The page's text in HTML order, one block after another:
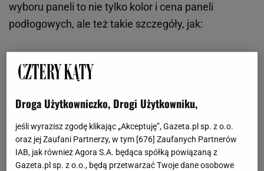
wyboru paneli to nie tylko kolor i cena paneli
podłogowych, ale też takie szczegóły, jak:
Droga Użytkowniczko, Drogi Użytkowniku,
jeśli wyrazisz zgodę klikając „Akceptuję”, Gazeta.pl sp. z o.o.
oraz jej Zaufani Partnerzy, w tym [676] Zaufanych Partnerów
IAB, jak również Agora S.A. będąca spółką powiązaną z
Gazeta.pl sp. z o.o., będą przetwarzać Twoje dane osobowe